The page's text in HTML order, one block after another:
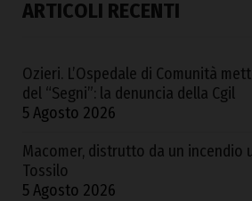
ARTICOLI RECENTI
Ozieri. L’Ospedale di Comunità
del “Segni”: la denuncia della Cgil
5 Agosto 2026
Macomer, distrutto da un incendio
Tossilo
5 Agosto 2026